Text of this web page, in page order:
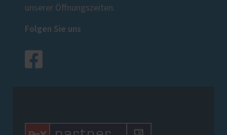
unserer Öffnungszeiten.
Folgen Sie uns